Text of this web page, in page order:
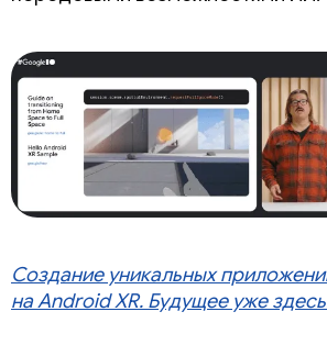
Создание уникальных
на Android XR. Будущее уже